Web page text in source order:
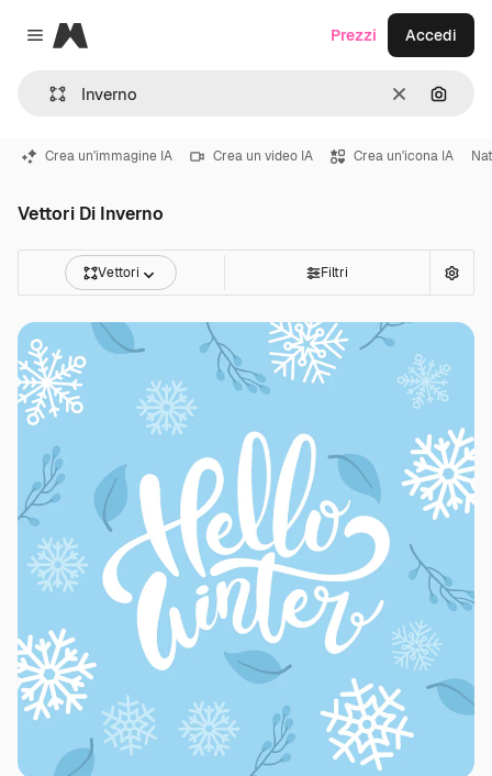
Close menu
Magnific
CancellaCerca
Prezzi Accedi
Crea un'immagine IA Crea un video IA Crea un'icona IA
Vettori Di Inverno
Vettori Filtri